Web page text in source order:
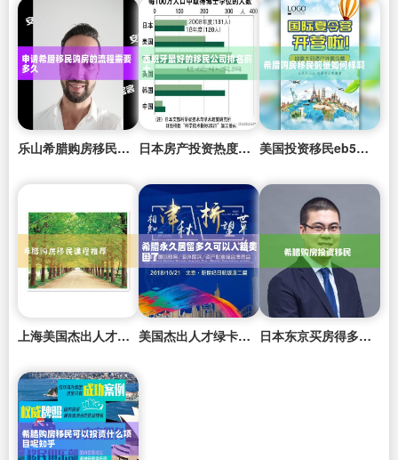
乐山希腊购房移民条件是什么 日本房产投资热度高吗知乎推荐 美国投资移民eb5门槛
上海美国杰出人才移民政策 美国杰出人才绿卡生物博士 日本东京买房得多少钱